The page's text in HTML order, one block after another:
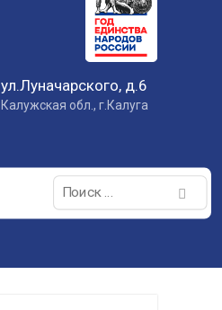
ул.Луначарского, д.6
Калужская обл., г.Калуга
Поиск: